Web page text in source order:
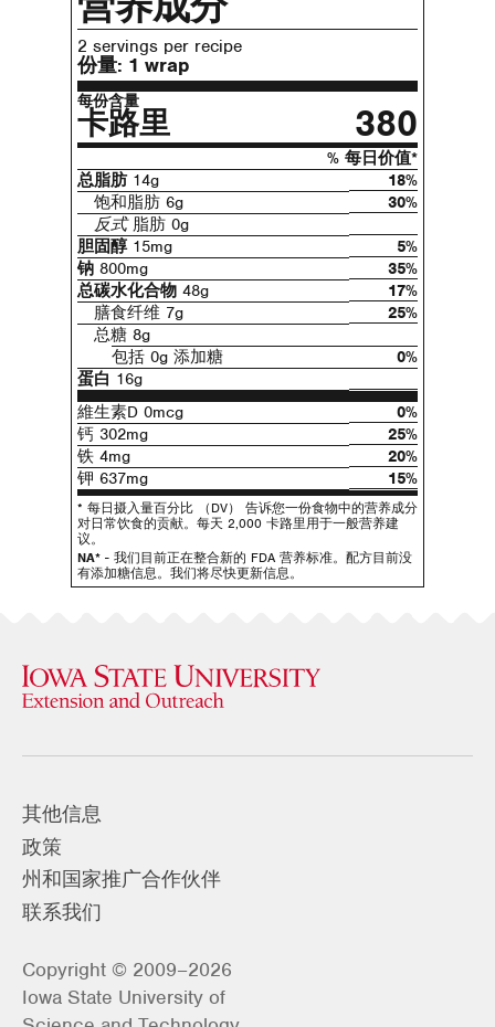
2 servings per recipe
份量: 1 wrap
每份含量
卡路里 380
% 每日价值*
总脂肪14g
18%
饱和脂肪 6g
30%
反式脂肪 0g
胆固醇15mg
5%
钠 800mg
35%
总碳水化合物 48g
17%
膳食纤维 7g
25%
总糖 8g
包括 0g 添加糖
0%
蛋白 16g
維生素D 0mcg
0%
钙 302mg
25%
铁 4mg
20%
钾 637mg
15%
* 每日摄入量百分比 （DV） 告诉您一份食物中的营养成分
对日常饮食的贡献。每天 2,000 卡路里用于一般营养建
议。
NA* - 我们目前正在整合新的 FDA 营养标准。配方目前没
有添加糖信息。我们将尽快更新信息。
其他信息
政策
州和国家推广合作伙伴
联系我们
Copyright © 2009–2026
Iowa State University of